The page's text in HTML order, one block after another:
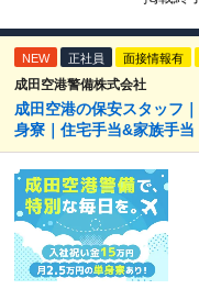
NEW 正社員 面接情報有
成田空港警備株式会社
成田空港の保安スタッフ
身寮｜住宅手当&家族手